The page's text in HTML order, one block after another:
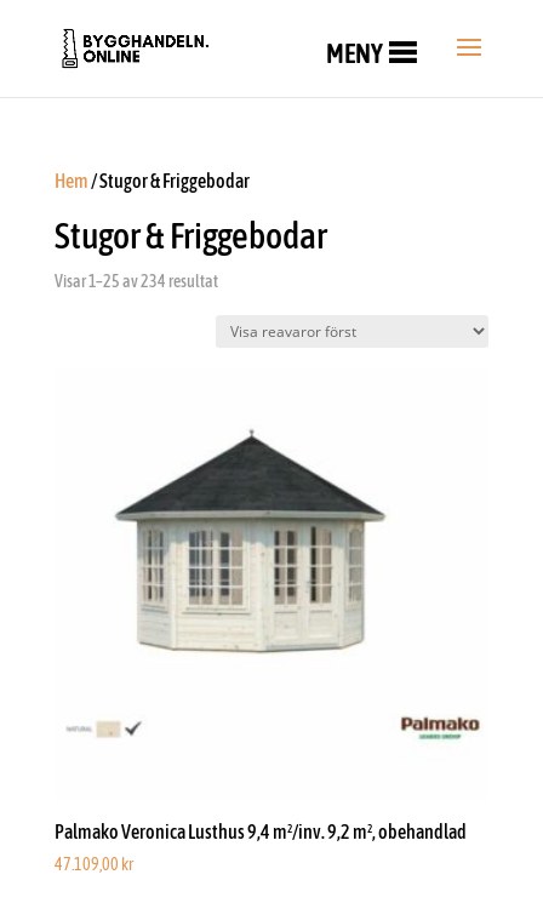
MENY
Hem/ Stugor & Friggebodar
Stugor & Friggebodar
Visar 1–25 av 234 resultat
Palmako Veronica Lusthus 9,4 m²/inv. 9,2 m², obehandlad
47.109,00 kr